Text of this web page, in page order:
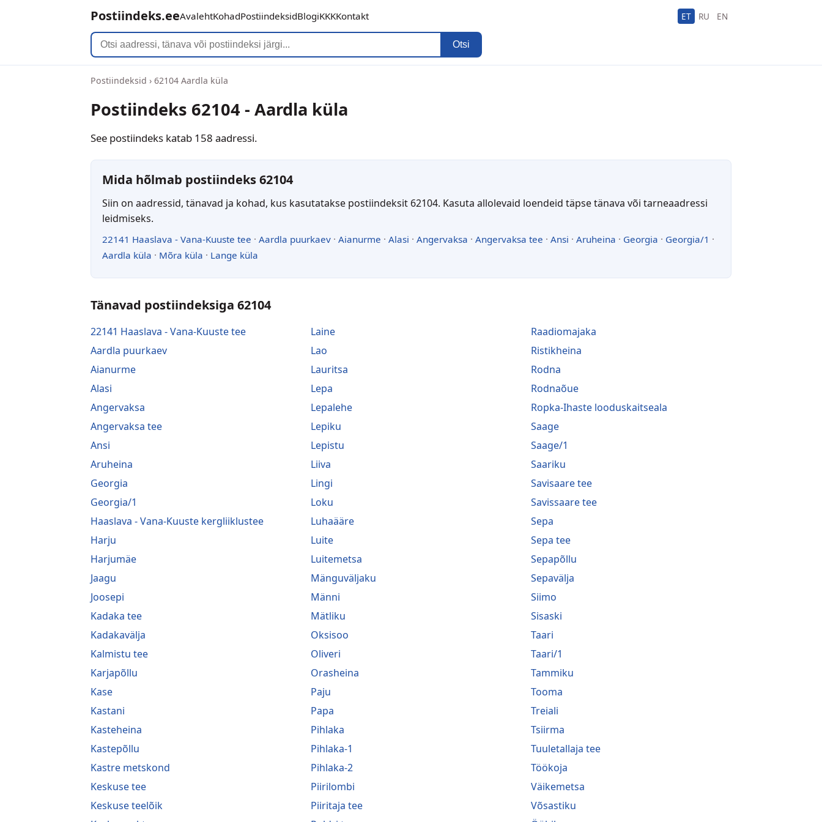
Postiindeks.eeAvalehtKohadPostiindeksidBlogiKKKKontakt ET RU EN
Otsi
Postiindeksid › 62104 Aardla küla
Postiindeks 62104 - Aardla küla
See postiindeks katab 158 aadressi.
Mida hõlmab postiindeks 62104
Siin on aadressid, tänavad ja kohad, kus kasutatakse postiindeksit 62104. Kasuta allolevaid loendeid täpse tänava või tarneaadressi
leidmiseks.
22141 Haaslava - Vana-Kuuste tee · Aardla puurkaev · Aianurme · Alasi · Angervaksa · Angervaksa tee · Ansi · Aruheina · Georgia · Georgia/1 ·
Aardla küla · Mõra küla · Lange küla
Tänavad postiindeksiga 62104
22141 Haaslava - Vana-Kuuste tee
Aardla puurkaev
Aianurme
Alasi
Angervaksa
Angervaksa tee
Ansi
Aruheina
Georgia
Georgia/1
Haaslava - Vana-Kuuste kergliiklustee
Harju
Harjumäe
Jaagu
Joosepi
Kadaka tee
Kadakavälja
Kalmistu tee
Karjapõllu
Kase
Kastani
Kasteheina
Kastepõllu
Kastre metskond
Keskuse tee
Keskuse teelõik
Laine
Lao
Lauritsa
Lepa
Lepalehe
Lepiku
Lepistu
Liiva
Lingi
Loku
Luhaääre
Luite
Luitemetsa
Mänguväljaku
Männi
Mätliku
Oksisoo
Oliveri
Orasheina
Paju
Papa
Pihlaka
Pihlaka-1
Pihlaka-2
Piirilombi
Piiritaja tee
Raadiomajaka
Ristikheina
Rodna
Rodnaõue
Ropka-Ihaste looduskaitseala
Saage
Saage/1
Saariku
Savisaare tee
Savissaare tee
Sepa
Sepa tee
Sepapõllu
Sepavälja
Siimo
Sisaski
Taari
Taari/1
Tammiku
Tooma
Treiali
Tsiirma
Tuuletallaja tee
Töökoja
Väikemetsa
Võsastiku